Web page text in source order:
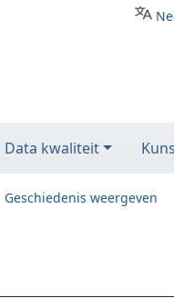
Data kwaliteit
Geschiedenis weergeven